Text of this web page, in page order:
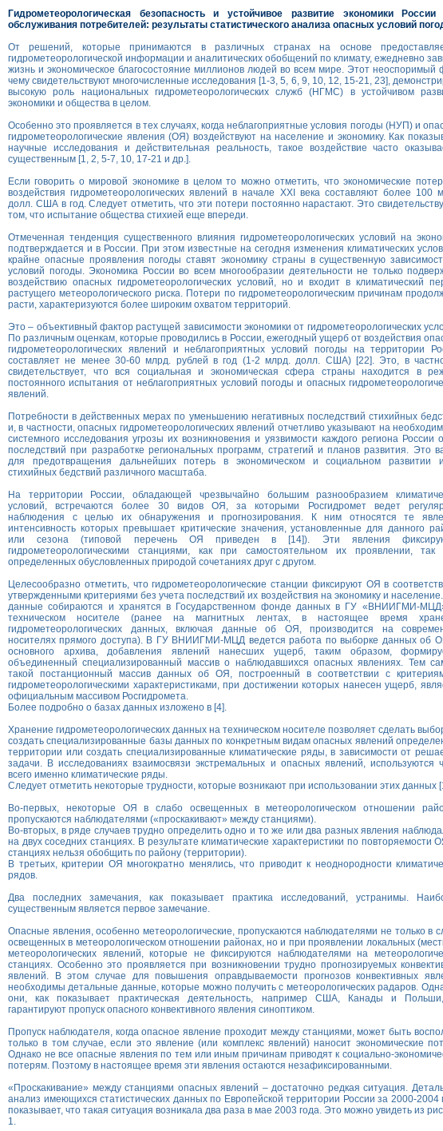
Гидрометеорологическая безопасность и устойчивое развитие экономики
обслуживания потребителей: результаты статистического анализа опасных условий
От решений, которые принимаются в различных странах на основе
гидрометеорологической информации и аналитических обобщений по климату, ежедневно
жизнь и экономическое благосостояние миллионов людей во всем мире. Этот неоспоримый
чему свидетельствуют многочисленные исследования [1-3, 5, 6, 9, 10, 12, 15-21, 23],
высокую роль национальных гидрометеорологических служб (НГМС) в устойчивом
экономики и общества в целом.
Особенно это проявляется в тех случаях, когда неблагоприятные условия погоды (НУП) и
гидрометеорологические явления (ОЯ) воздействуют на население и экономику. Как
научные исследования и действительная реальность, такое воздействие часто
существенным [1, 2, 5-7, 10, 17-21 и др.].
Если говорить о мировой экономике в целом то можно отметить, что экономические
воздействия гидрометеорологических явлений в начале ХХI века составляют более 100
долл. США в год. Следует отметить, что эти потери постоянно нарастают. Это
том, что испытание общества стихией еще впереди.
Отмеченная тенденция существенного влияния гидрометеорологических условий на
подтверждается и в России. При этом известные на сегодня изменения климатических
крайне опасные проявления погоды ставят экономику страны в существенную
условий погоды. Экономика России во всем многообразии деятельности не только
воздействию опасных гидрометеорологических условий, но и входит в климатический
растущего метеорологического риска. Потери по гидрометеорологическим причинам
расти, характеризуются более широким охватом территорий.
Это – объективный фактор растущей зависимости экономики от гидрометеорологических
По различным оценкам, которые проводились в России, ежегодный ущерб от воздействия
гидрометеорологических явлений и неблагоприятных условий погоды на территории
составляет не менее 30-60 млрд. рублей в год (1-2 млрд. долл. США) [22]. Это, в
свидетельствует, что вся социальная и экономическая сфера страны находится в
постоянного испытания от неблагоприятных условий погоды и опасных
явлений.
Потребности в действенных мерах по уменьшению негативных последствий стихийных
и, в частности, опасных гидрометеорологических явлений отчетливо указывают на
системного исследования угрозы их возникновения и уязвимости каждого региона России
последствий при разработке региональных программ, стратегий и планов развития. Это
для предотвращения дальнейших потерь в экономическом и социальном развитии
стихийных бедствий различного масштаба.
На территории России, обладающей чрезвычайно большим разнообразием
условий, встречаются более 30 видов ОЯ, за которыми Росгидромет ведет
наблюдения с целью их обнаружения и прогнозирования. К ним относятся те
интенсивность которых превышает критические значения, установленные для данного
или сезона (типовой перечень ОЯ приведен в [14]). Эти явления
гидрометеорологическими станциями, как при самостоятельном их проявлении,
определенных обусловленных природой сочетаниях друг с другом.
Целесообразно отметить, что гидрометеорологические станции фиксируют ОЯ в
утвержденными критериями без учета последствий их воздействия на экономику и
данные собираются и хранятся в Государственном фонде данных в ГУ «ВНИИГМИ-
техническом носителе (ранее на магнитных лентах, в настоящее время
гидрометеорологических данных, включая данные об ОЯ, производится на
носителях прямого доступа). В ГУ ВНИИГМИ-МЦД ведется работа по выборке данных об
основного архива, добавления явлений нанесших ущерб, таким образом,
объединенный специализированный массив о наблюдавшихся опасных явлениях. Тем
такой постанционный массив данных об ОЯ, построенный в соответствии с
гидрометеорологическими характеристиками, при достижении которых нанесен ущерб,
официальным массивом Росгидромета.
Более подробно о базах данных изложено в [4].
Хранение гидрометеорологических данных на техническом носителе позволяет сделать
создать специализированные базы данных по конкретным видам опасных явлений
территории или создать специализированные климатические ряды, в зависимости от
задачи. В исследованиях взаимосвязи экстремальных и опасных явлений, используются
всего именно климатические ряды.
Следует отметить некоторые трудности, которые возникают при использовании этих данных
Во-первых, некоторые ОЯ в слабо освещенных в метеорологическом отношении
пропускаются наблюдателями («проскакивают» между станциями).
Во-вторых, в ряде случаев трудно определить одно и то же или два разных явления
на двух соседних станциях. В результате климатические характеристики по повторяемости
станциях нельзя обобщить по району (территории).
В третьих, критерии ОЯ многократно менялись, что приводит к неоднородности
рядов.
Два последних замечания, как показывает практика исследований, устранимы.
существенным является первое замечание.
Опасные явления, особенно метеорологические, пропускаются наблюдателями не только в
освещенных в метеорологическом отношении районах, но и при проявлении локальных
метеорологических явлений, которые не фиксируются наблюдателями на
станциях. Особенно это проявляется при возникновении трудно прогнозируемых
явлений. В этом случае для повышения оправдываемости прогнозов конвективных
необходимы детальные данные, которые можно получить с метеорологических радаров.
они, как показывает практическая деятельность, например США, Канады и
гарантируют пропуск опасного конвективного явления синоптиком.
Пропуск наблюдателя, когда опасное явление проходит между станциями, может быть
только в том случае, если это явление (или комплекс явлений) наносит экономические
Однако не все опасные явления по тем или иным причинам приводят к социально-
потерям. Поэтому в настоящее время эти явления остаются незафиксированными.
«Проскакивание» между станциями опасных явлений – достаточно редкая ситуация.
анализ имеющихся статистических данных по Европейской территории России за 2000-2004
показывает, что такая ситуация возникала два раза в мае 2003 года. Это можно увидеть из
1.